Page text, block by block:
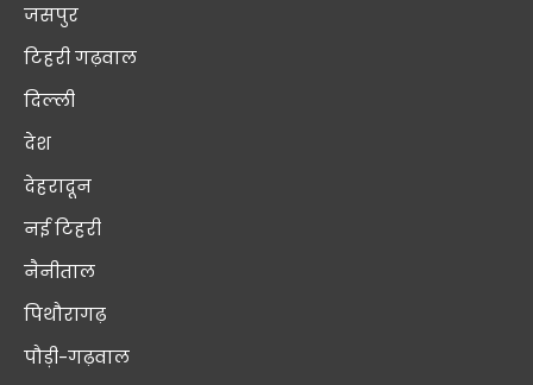
जसपुर
टिहरी गढ़वाल
दिल्ली
देश
देहरादून
नई टिहरी
नैनीताल
पिथौरागढ़
पौड़ी-गढ़वाल